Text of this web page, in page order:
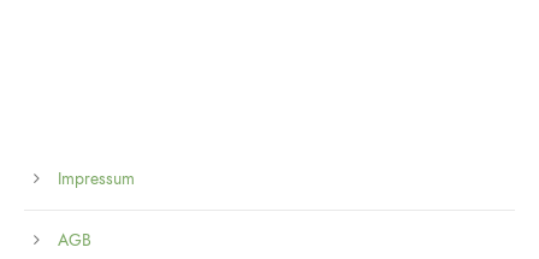
Impressum
AGB